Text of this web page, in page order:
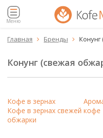
Меню
Главная  Бренды  Конунг
Конунг (свежая
Кофе в зернах
Кофе в зернах свежей
обжарки
кофе